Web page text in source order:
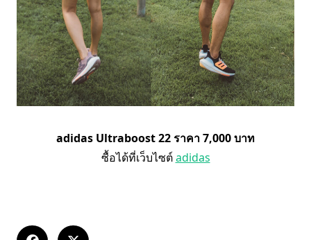
adidas Ultraboost 22 ราคา 7,000 บาท
ซื้อได้ที่เว็บไซต์adidas